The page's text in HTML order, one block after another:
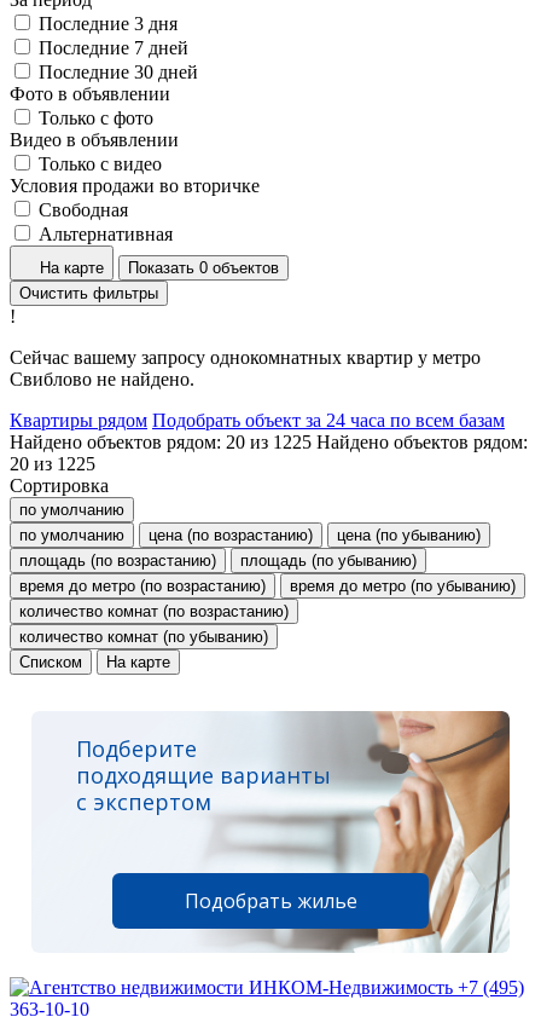
Последние 3 дня
Последние 7 дней
Последние 30 дней
Фото в объявлении
Только с фото
Видео в объявлении
Только с видео
Условия продажи во вторичке
Свободная
Альтернативная
На карте
Показать 0 объектов
Очистить фильтры
!
Сейчас вашему запросу однокомнатных квартир у метро
Свиблово не найдено.
Квартиры рядом Подобрать объект за 24 часа по всем базам
Найдено объектов рядом: 20 из 1225 Найдено объектов рядом:
20 из 1225
Сортировка
по умолчанию
по умолчанию
цена (по возрастанию)
цена (по убыванию)
площадь (по возрастанию)
площадь (по убыванию)
время до метро (по возрастанию)
время до метро (по убыванию)
количество комнат (по возрастанию)
количество комнат (по убыванию)
Списком
На карте
Подберите
подходящие варианты
с экспертом
Подобрать жилье
+7 (495)
363-10-10